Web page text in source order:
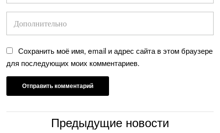
Сохранить моё имя, email и адрес сайта в этом браузере
для последующих моих комментариев.
Предыдущие новости